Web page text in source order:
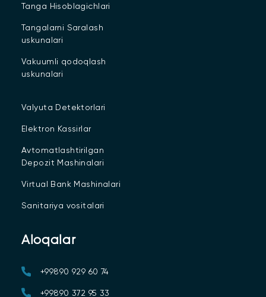
Tanga Hisoblagichlari
Tangalarni Saralash
uskunalari
Vakuumli qodoqlash
uskunalari
Valyuta Detektorlari
Elektron Kassirlar
Avtomatlashtirilgan
Depozit Mashinalari
Virtual Bank Mashinalari
Sanitariya vositalari
Aloqalar
+99890 929 60 74
+99890 372 95 33